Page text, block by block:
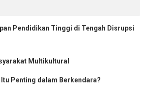
Pendidikan Tinggi di Tengah Disrupsi
Multikultural
Itu Penting dalam Berkendara?